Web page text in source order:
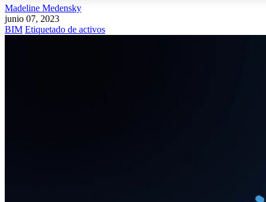
Madeline Medensky
junio 07, 2023
BIM Etiquetado de activos